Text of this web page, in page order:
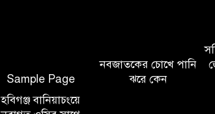
Sample Page
নবজাতকের চোখে পানি
ঝরে কেন
হবিগঞ্জ বানিয়াচংয়ে